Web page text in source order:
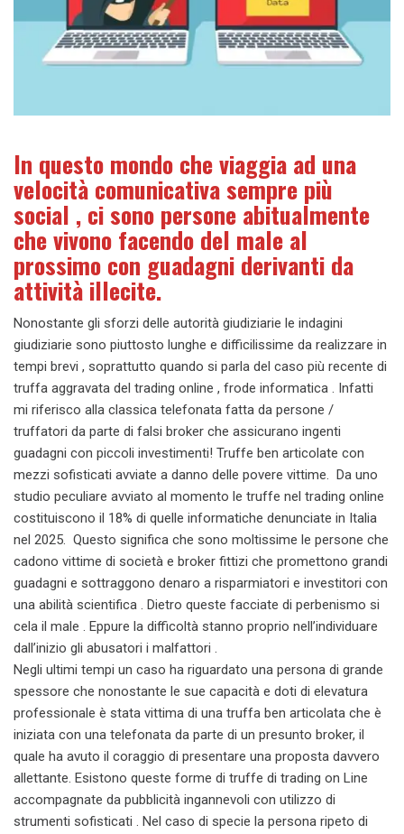
In questo mondo che viaggia ad una
velocità comunicativa sempre più
social , ci sono persone abitualmente
che vivono facendo del male al
prossimo con guadagni derivanti da
attività illecite.
Nonostante gli sforzi delle autorità giudiziarie le indagini
giudiziarie sono piuttosto lunghe e difficilissime da realizzare in
tempi brevi , soprattutto quando si parla del caso più recente di
truffa aggravata del trading online , frode informatica . Infatti
mi riferisco alla classica telefonata fatta da persone /
truffatori da parte di falsi broker che assicurano ingenti
guadagni con piccoli investimenti! Truffe ben articolate con
mezzi sofisticati avviate a danno delle povere vittime. Da uno
studio peculiare avviato al momento le truffe nel trading online
costituiscono il 18% di quelle informatiche denunciate in Italia
nel 2025. Questo significa che sono moltissime le persone che
cadono vittime di società e broker fittizi che promettono grandi
guadagni e sottraggono denaro a risparmiatori e investitori con
una abilità scientifica . Dietro queste facciate di perbenismo si
cela il male . Eppure la difficoltà stanno proprio nell’individuare
dall’inizio gli abusatori i malfattori .
Negli ultimi tempi un caso ha riguardato una persona di grande
spessore che nonostante le sue capacità e doti di elevatura
professionale è stata vittima di una truffa ben articolata che è
iniziata con una telefonata da parte di un presunto broker, il
quale ha avuto il coraggio di presentare una proposta davvero
allettante. Esistono queste forme di truffe di trading on Line
accompagnate da pubblicità ingannevoli con utilizzo di
strumenti sofisticati . Nel caso di specie la persona ripeto di